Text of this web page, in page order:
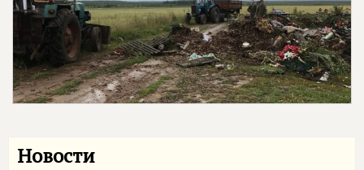
Новости